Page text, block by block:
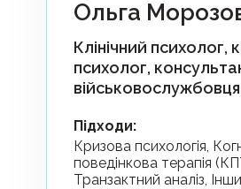
Ольга
Клінічний психолог,
психолог,
Підходи:
Кризова психологія, Когнітивно-
поведінкова терапія
Транзактний аналіз,